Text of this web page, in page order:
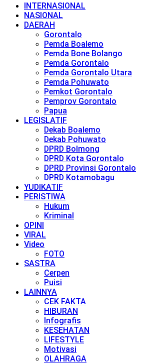
INTERNASIONAL
NASIONAL
DAERAH
Gorontalo
Pemda Boalemo
Pemda Bone Bolango
Pemda Gorontalo
Pemda Gorontalo Utara
Pemda Pohuwato
Pemkot Gorontalo
Pemprov Gorontalo
Papua
LEGISLATIF
Dekab Boalemo
Dekab Pohuwato
DPRD Bolmong
DPRD Kota Gorontalo
DPRD Provinsi Gorontalo
DPRD Kotamobagu
YUDIKATIF
PERISTIWA
Hukum
Kriminal
OPINI
VIRAL
Video
FOTO
SASTRA
Cerpen
Puisi
LAINNYA
CEK FAKTA
HIBURAN
Infografis
KESEHATAN
LIFESTYLE
Motivasi
OLAHRAGA